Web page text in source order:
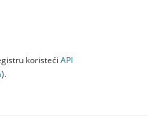
koristeći API
).